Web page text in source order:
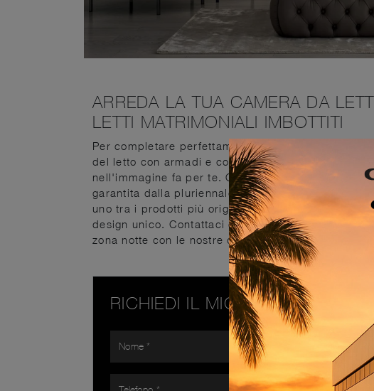
ARREDA LA TUA CAMERA DA
LETTI MATRIMONIALI IMBOTTITI
Per completare perfettamente l'arredo della tua
del letto con armadi e comò, elementi accessori e
nell'immagine fa per te. Questa è una proposta di
garantita dalla pluriennale professionalità del
uno tra i prodotti più originali del marchio,
design unico. Contattaci e scopri di più sulla
zona notte con le nostre composizioni.
RICHIEDI IL MIGLIOR PREZZO